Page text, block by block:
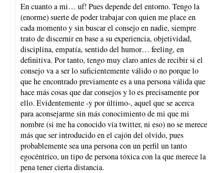
En cuanto a mi… uf! Pues depende del entorno. Tengo la
(enorme) suerte de poder trabajar con quien me place en
cada momento y sin buscar el consejo en nadie, siempre
trato de discernir en base a su experiencia, objetividad,
disciplina, empatía, sentido del humor… feeling, en
definitiva. Por tanto, tengo muy claro antes de recibir si el
consejo va a ser lo suficientemente válido o no porque lo
que he encontrado previamente es a una persona válida que
hace más cosas que dar consejos y lo es precisamente por
ello. Evidentemente -y por último-, aquel que se acerca
para aconsejarme sin más conocimiento de mi que mi
nombre (si me ha conocido vía twitter, ni eso) no se merece
más que ser introducido en el cajón del olvido, pues
probablemente sea una persona con un perfil un tanto
egocéntrico, un tipo de persona tóxica con la que merece la
pena tener cierta distancia.